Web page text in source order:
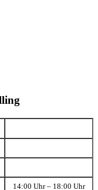
14:00 Uhr – 18:00 Uhr